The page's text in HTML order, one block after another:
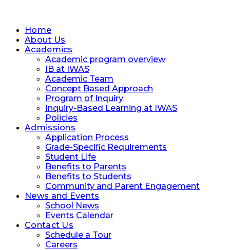
Home
About Us
Academics
Academic program overview
IB at IWAS
Academic Team
Concept Based Approach
Program of Inquiry
Inquiry-Based Learning at IWAS
Policies
Admissions
Application Process
Grade-Specific Requirements
Student Life
Benefits to Parents
Benefits to Students
Community and Parent Engagement
News and Events
School News
Events Calendar
Contact Us
Schedule a Tour
Careers